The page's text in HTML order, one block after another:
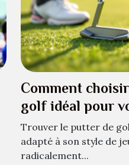
Comment
golf idéal pour
jeu ?
Trouver le putter de
adapté à son style de
radicalement...